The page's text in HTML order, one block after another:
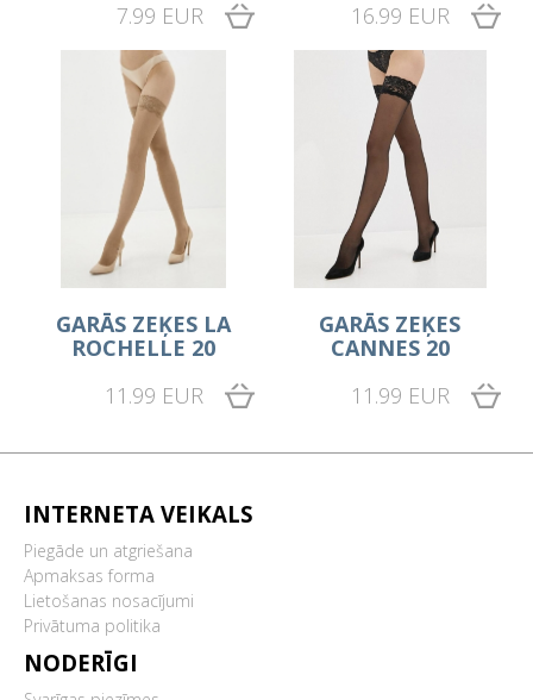
7.99 EUR
16.99 EUR
GARĀS ZEĶES LA
ROCHELLE 20
11.99 EUR
GARĀS ZEĶES
CANNES 20
11.99 EUR
INTERNETA VEIKALS
Piegāde un atgriešana
Apmaksas forma
Lietošanas nosacījumi
Privātuma politika
NODERĪGI